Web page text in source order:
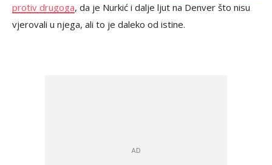
protiv drugoga, da je Nurkić i dalje ljut na Denver što nisu
vjerovali u njega, ali to je daleko od istine.